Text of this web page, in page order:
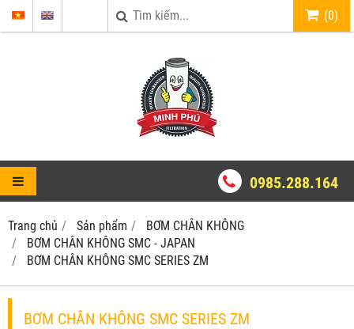
(0)
0985.288.164
Trang chủ Sản phẩm
BƠM CHÂN KHÔNG
BƠM CHÂN KHÔNG SMC - JAPAN
BƠM CHÂN KHÔNG SMC SERIES ZM
BƠM CHÂN KHÔNG SMC SERIES ZM